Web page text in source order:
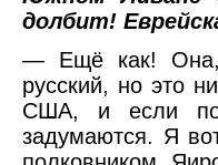
долбит!
— Ещё как! Она,
русский, но это
США, и если
задумаются. Я